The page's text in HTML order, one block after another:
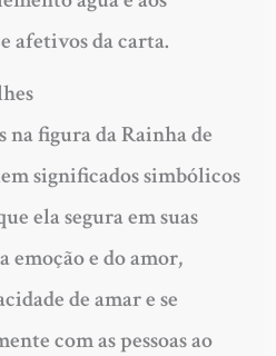
afetivos da carta.
na figura da Rainha de
significados simbólicos
ela segura em suas
emoção e do amor,
de amar e se
com as pessoas ao